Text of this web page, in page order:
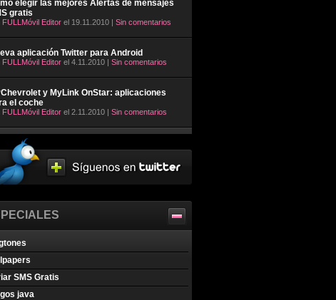
elegir las mejores Alertas de mensajes
gratis
FULLMóvil Editor el 19.11.2010 | Sin comentarios
aplicación Twitter para Android
FULLMóvil Editor el 4.11.2010 | Sin comentarios
y MyLink OnStar: aplicaciones
el coche
FULLMóvil Editor el 2.11.2010 | Sin comentarios
SMS Gratis
java